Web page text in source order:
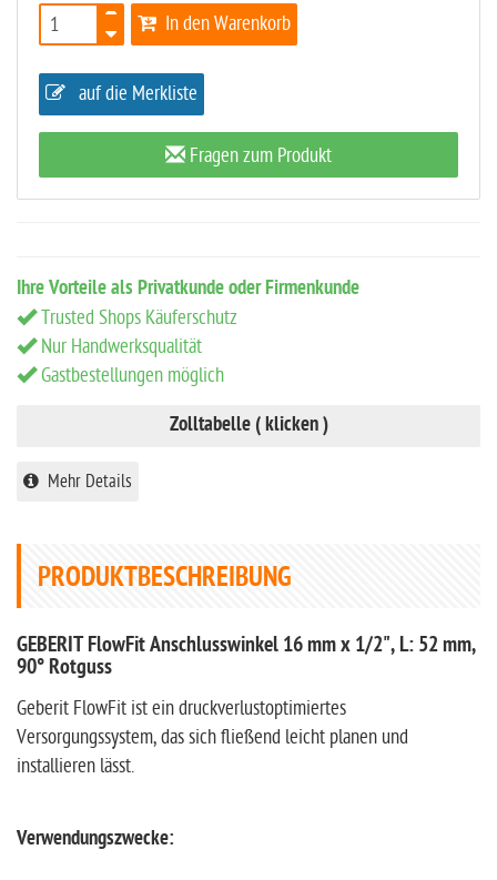
In den Warenkorb
auf die Merkliste
Fragen zum Produkt
Ihre Vorteile als Privatkunde oder Firmenkunde
Trusted Shops Käuferschutz
Nur Handwerksqualität
Gastbestellungen möglich
Zolltabelle ( klicken )
Mehr Details
PRODUKTBESCHREIBUNG
GEBERIT FlowFit Anschlusswinkel 16 mm x 1/2", L: 52 mm,
90° Rotguss
Geberit FlowFit ist ein druckverlustoptimiertes
Versorgungssystem, das sich fließend leicht planen und
installieren lässt.
Verwendungszwecke: